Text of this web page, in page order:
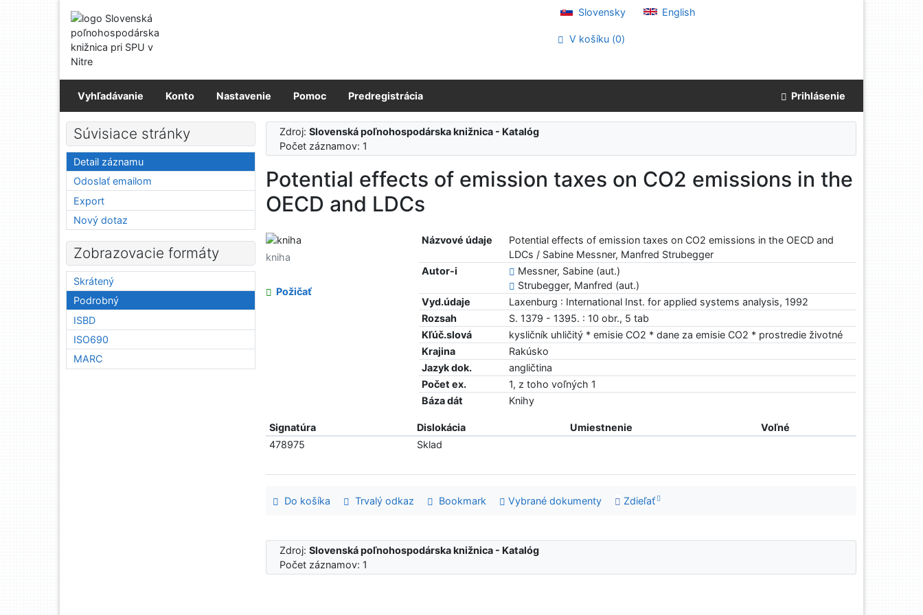
Prejsť na menu
Prehlásenie o webovej prístupnosti
Slovensky English
V košíku (0)
Vyhľadávanie Konto Nastavenie Pomoc Predregistrácia Prihlásenie
Zdroj:Slovenská poľnohospodárska knižnica - Katalóg
Počet záznamov: 1
Potential effects of emission taxes on CO2 emissions in the
OECD and LDCs
Názvové údaje
Potential effects of emission taxes on CO2 emissions in the OECD and
LDCs / Sabine Messner, Manfred Strubegger
Autor-i
Messner, Sabine (aut.)
Strubegger, Manfred (aut.)
Vyd.údaje
Laxenburg : International Inst. for applied systems analysis, 1992
Rozsah
S. 1379 - 1395. : 10 obr., 5 tab
Kľúč.slová
kysličník uhličitý * emisie CO2 * dane za emisie CO2 * prostredie životné
Krajina
Rakúsko
Jazyk dok.
angličtina
Počet ex.
1, z toho voľných 1
Báza dát
Knihy
kniha
Požičať
Signatúra Dislokácia Umiestnenie
Voľné
478975
Sklad
Do košíka Trvalý odkaz Bookmark Vybrané dokumenty Zdieľať
Zdroj:Slovenská poľnohospodárska knižnica - Katalóg
Počet záznamov: 1
Súvisiace stránky
Detail záznamu
Odoslať emailom
Export
Nový dotaz
Zobrazovacie formáty
Skrátený
Podrobný
ISBD
ISO690
MARC